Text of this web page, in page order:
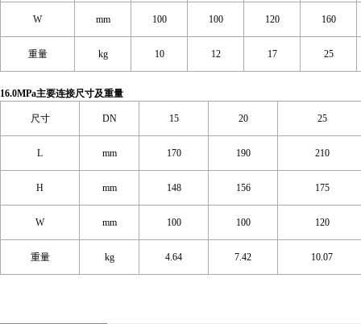
W mm 100 100 120 160
重量 kg 10 12 17 25
16.0MPa主要连接尺寸及重量
尺寸 DN 15 20 25
L mm 170 190 210
H mm 148 156 175
W mm 100 100 120
重量 kg 4.64 7.42 10.07